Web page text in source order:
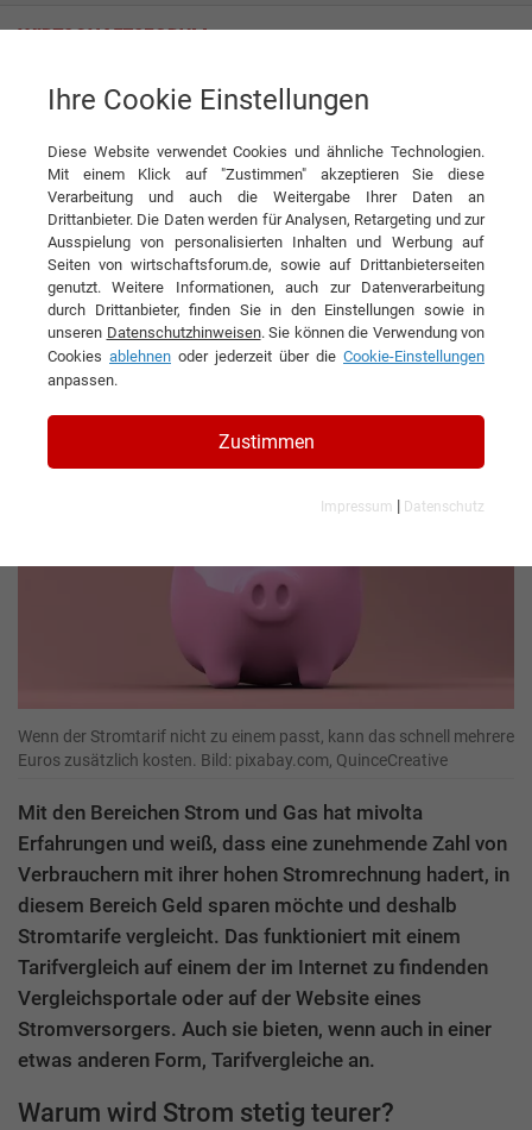
News
News
DIESEN ARTIKEL EMPFEHLEN
mivolta Erfahrungen - schnelle
Abhilfe bei hoher Stromrechnung
Wenn der Stromtarif nicht zu einem passt, kann das schnell mehrere
Euros zusätzlich kosten. Bild: pixabay.com, QuinceCreative
Mit den Bereichen Strom und Gas hat mivolta
Erfahrungen und weiß, dass eine zunehmende Zahl von
Verbrauchern mit ihrer hohen Stromrechnung hadert, in
diesem Bereich Geld sparen möchte und deshalb
Stromtarife vergleicht. Das funktioniert mit einem
Tarifvergleich auf einem der im Internet zu findenden
Vergleichsportale oder auf der Website eines
Stromversorgers. Auch sie bieten, wenn auch in einer
etwas anderen Form, Tarifvergleiche an.
Warum wird Strom stetig teurer?
Ihre Cookie Einstellungen
Diese Website verwendet Cookies und ähnliche Technologien.
Mit einem Klick auf "Zustimmen" akzeptieren Sie diese
Verarbeitung und auch die Weitergabe Ihrer Daten an
Drittanbieter. Die Daten werden für Analysen, Retargeting und zur
Ausspielung von personalisierten Inhalten und Werbung auf
Seiten von wirtschaftsforum.de, sowie auf Drittanbieterseiten
genutzt. Weitere Informationen, auch zur Datenverarbeitung
durch Drittanbieter, finden Sie in den Einstellungen sowie in
unseren Datenschutzhinweisen. Sie können die Verwendung von
Cookies ablehnen oder jederzeit über die Cookie-Einstellungen
anpassen.
Zustimmen
Impressum | Datenschutz